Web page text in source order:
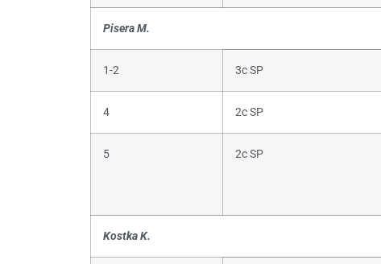
Pisera M.
1-2 3c SP
4 2c SP
5 2c SP
Kostka K.